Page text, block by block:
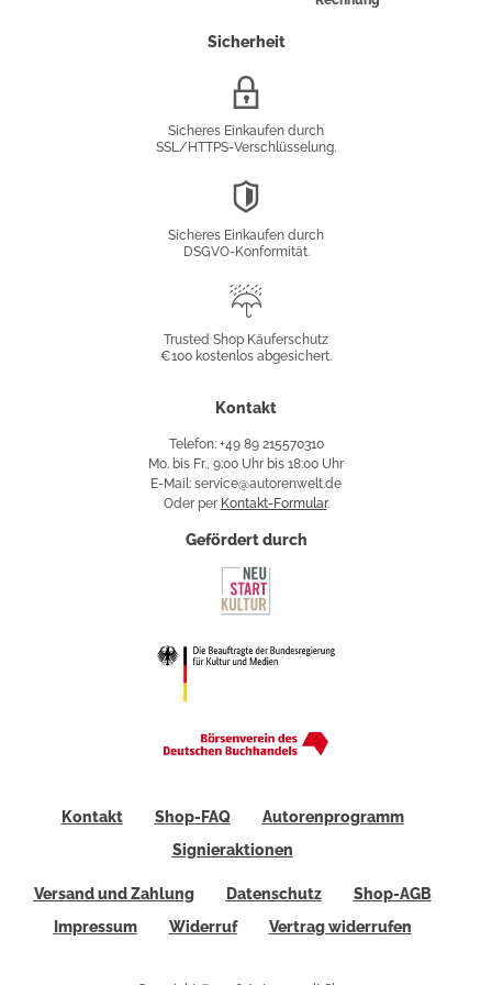
Sicherheit
Sicheres Einkaufen durch
SSL/HTTPS-Verschlüsselung.
Sicheres Einkaufen durch
DSGVO-Konformität.
Käuferschutz
Trusted Shop Käuferschutz
€100 kostenlos abgesichert.
Kontakt
Telefon: +49 89 215570310
Mo. bis Fr., 9:00 Uhr bis 18:00 Uhr
E-Mail: service@autorenwelt.de
Oder per Kontakt-Formular.
Gefördert durch
Kontakt Shop-FAQ
Autorenprogramm
Signieraktionen
Versand und Zahlung Datenschutz
Shop-AGB
Impressum
Widerruf Vertrag widerrufen